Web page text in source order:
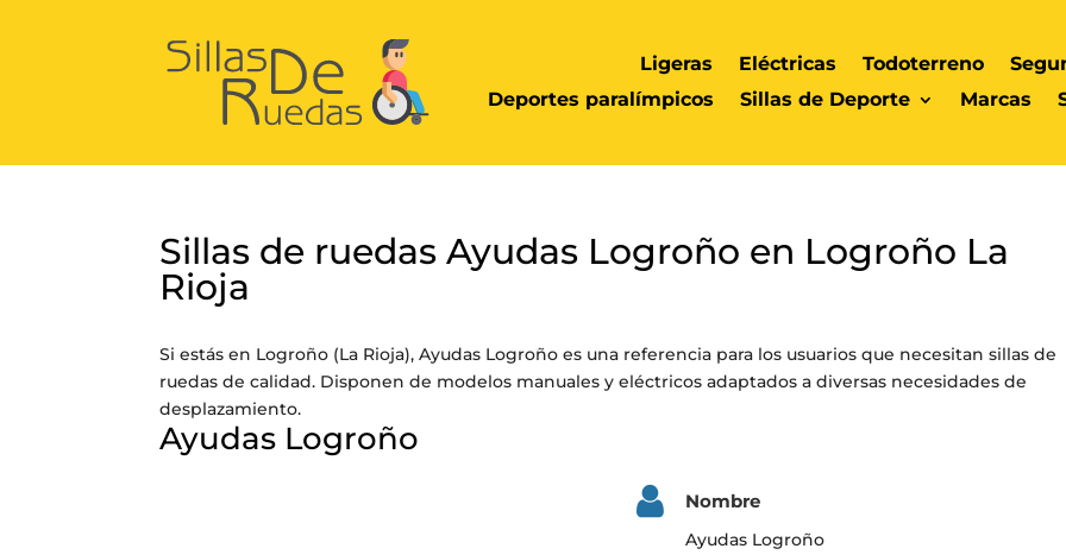
Ligeras Eléctricas Todoterreno
Deportes paralímpicos
Sillas de Deporte Marcas
Sillas de ruedas Ayudas Logroño en Logroño La
Rioja
Si estás en Logroño (La Rioja), Ayudas Logroño es una referencia para los usuarios que necesitan sillas de
ruedas de calidad. Disponen de modelos manuales y eléctricos adaptados a diversas necesidades de
desplazamiento.
Ayudas Logroño
Nombre
Ayudas Logroño